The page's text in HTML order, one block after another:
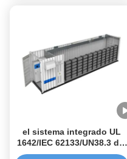
el sistema integrado UL
1642/IEC 62133/UN38.3 del
almacenamiento de